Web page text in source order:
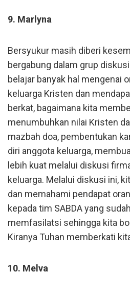
9. Marlyna
Bersyukur masih diberi
bergabung dalam grup
belajar banyak hal mengenai
keluarga Kristen dan
berkat, bagaimana kita
menumbuhkan nilai Kristen
mazbah doa, pembentukan
diri anggota keluarga,
lebih kuat melalui diskusi
keluarga. Melalui diskusi ini,
dan memahami pendapat
kepada tim SABDA yang
memfasilatsi sehingga kita
Kiranya Tuhan memberkati
10. Melva